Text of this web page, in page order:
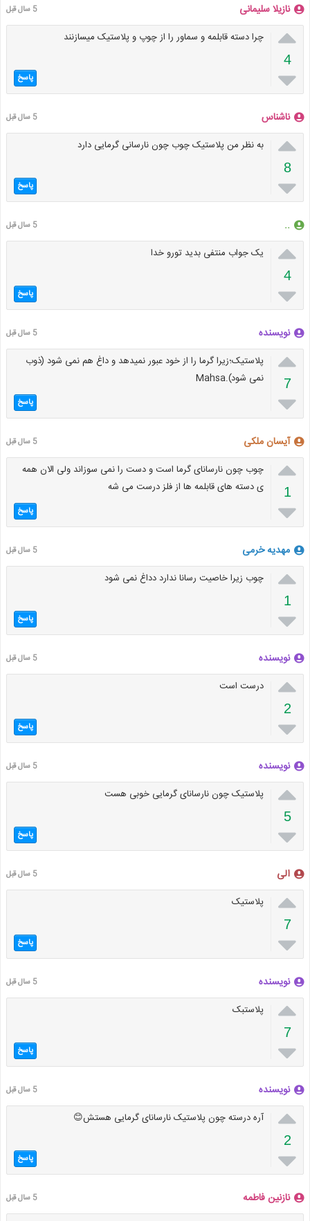
نازیلا سلیمانی 5 سال قبل

4

چرا دسته قابلمه و سماور را از چوپ و پلاستیک میسازنند
پاسخ
ناشناس 5 سال قبل

8

به نظر من پلاستیک چوب چون نارسانی گرمایی دارد
پاسخ
.. 5 سال قبل

4

یک جواب منتفی بدید تورو خدا
پاسخ
نویسنده 5 سال قبل

7

پلاستیک؛زیرا گرما را از خود عبور نمیدهد و داغ هم نمی شود (ذوب
نمی شود).Mahsa
پاسخ
آیسان ملکی 5 سال قبل

1

چوب چون نارسانای گرما است و دست را نمی سوزاند ولی الان همه
ی دسته های قابلمه ها از فلز درست می شه
پاسخ
مهدیه خرمی 5 سال قبل

1

چوب زیرا خاصیت رسانا ندارد دداغ نمی شود
پاسخ
نویسنده 5 سال قبل

2

درست است
پاسخ
نویسنده 5 سال قبل

5

پلاستیک چون نارسانای گرمایی خوبی هست
پاسخ
الی 5 سال قبل

7

پلاستیک
پاسخ
نویسنده 5 سال قبل

7

پلاستبک
پاسخ
نویسنده 5 سال قبل

2

آره درسته چون پلاستیک نارسانای گرمایی هستش😊
پاسخ
نازنین فاطمه 5 سال قبل